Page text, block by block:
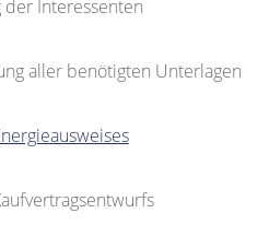
Interessenten
aller benötigten Unterlagen